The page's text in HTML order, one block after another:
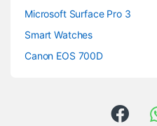
Microsoft Surface Pro 3
Smart Watches
Canon EOS 700D